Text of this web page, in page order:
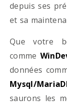
depuis ses
et sa
Que votre
comme
données
Mysql/
saurons les